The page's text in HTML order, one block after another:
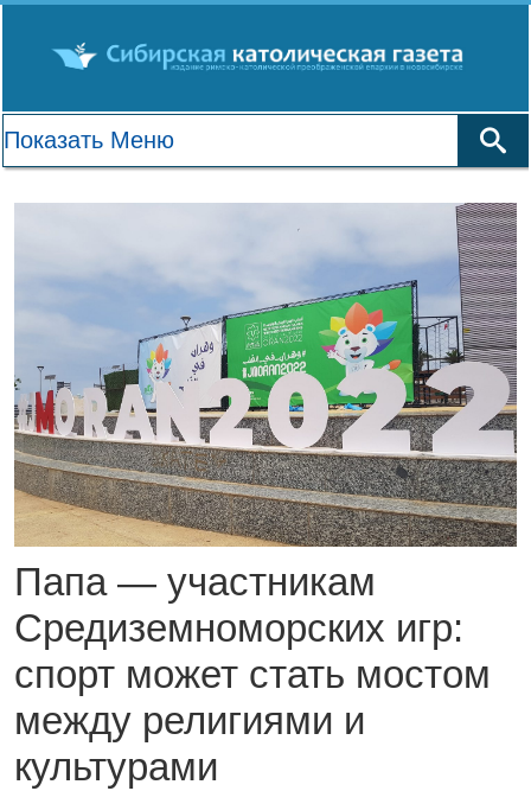
Папа — участникам
Средиземноморских игр:
спорт может стать мостом
между религиями и
культурами